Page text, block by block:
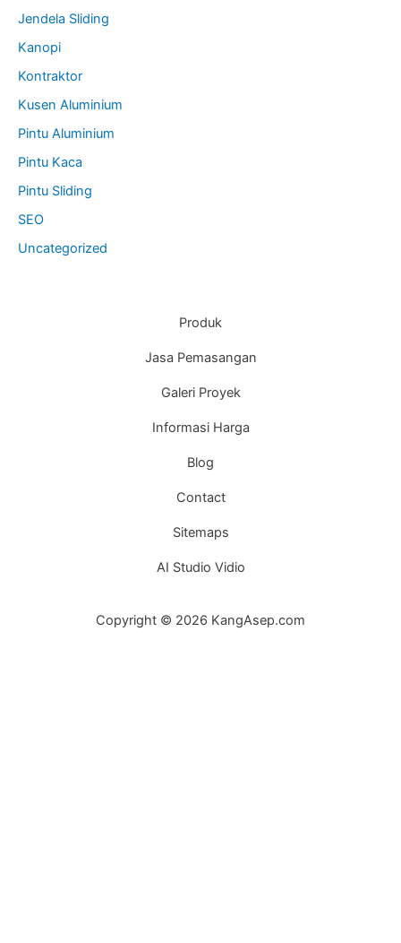
Jendela Sliding
Kanopi
Kontraktor
Kusen Aluminium
Pintu Aluminium
Pintu Kaca
Pintu Sliding
SEO
Uncategorized
Produk
Jasa Pemasangan
Galeri Proyek
Informasi Harga
Blog
Contact
Sitemaps
AI Studio Vidio
Copyright © 2026 KangAsep.com